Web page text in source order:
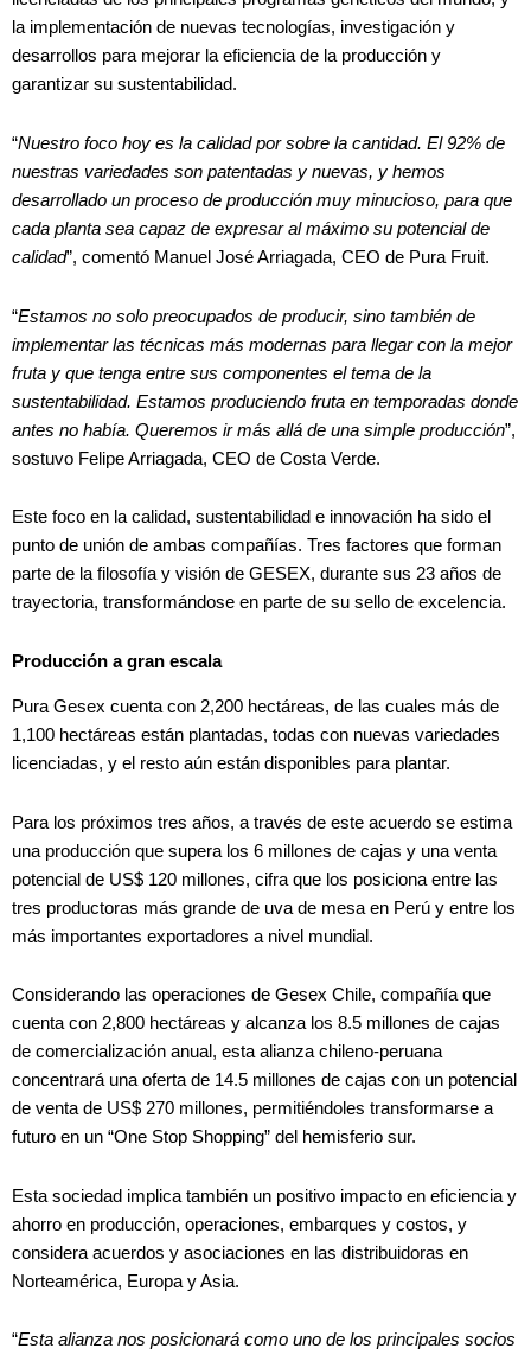
la implementación de nuevas tecnologías, investigación y
desarrollos para mejorar la eficiencia de la producción y
garantizar su sustentabilidad.
“Nuestro foco hoy es la calidad por sobre la cantidad. El 92% de
nuestras variedades son patentadas y nuevas, y hemos
desarrollado un proceso de producción muy minucioso, para que
cada planta sea capaz de expresar al máximo su potencial de
calidad”, comentó Manuel José Arriagada, CEO de Pura Fruit.
“Estamos no solo preocupados de producir, sino también de
implementar las técnicas más modernas para llegar con la mejor
fruta y que tenga entre sus componentes el tema de la
sustentabilidad. Estamos produciendo fruta en temporadas donde
antes no había. Queremos ir más allá de una simple producción”,
sostuvo Felipe Arriagada, CEO de Costa Verde.
Este foco en la calidad, sustentabilidad e innovación ha sido el
punto de unión de ambas compañías. Tres factores que forman
parte de la filosofía y visión de GESEX, durante sus 23 años de
trayectoria, transformándose en parte de su sello de excelencia.
Producción a gran escala
Pura Gesex cuenta con 2,200 hectáreas, de las cuales más de
1,100 hectáreas están plantadas, todas con nuevas variedades
licenciadas, y el resto aún están disponibles para plantar.
Para los próximos tres años, a través de este acuerdo se estima
una producción que supera los 6 millones de cajas y una venta
potencial de US$ 120 millones, cifra que los posiciona entre las
tres productoras más grande de uva de mesa en Perú y entre los
más importantes exportadores a nivel mundial.
Considerando las operaciones de Gesex Chile, compañía que
cuenta con 2,800 hectáreas y alcanza los 8.5 millones de cajas
de comercialización anual, esta alianza chileno-peruana
concentrará una oferta de 14.5 millones de cajas con un potencial
de venta de US$ 270 millones, permitiéndoles transformarse a
futuro en un “One Stop Shopping” del hemisferio sur.
Esta sociedad implica también un positivo impacto en eficiencia y
ahorro en producción, operaciones, embarques y costos, y
considera acuerdos y asociaciones en las distribuidoras en
Norteamérica, Europa y Asia.
“Esta alianza nos posicionará como uno de los principales socios